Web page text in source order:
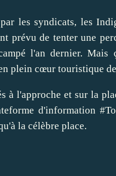
les syndicats, les
prévu de tenter une
l'an dernier.
plein cœur touristique
l'approche et sur la
d'information
la célèbre place.